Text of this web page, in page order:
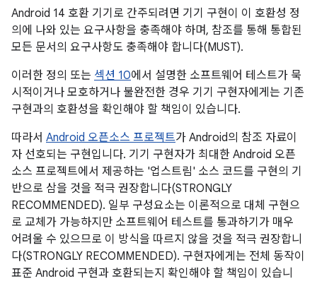
Android 14 호환 기기로 간주되려면 기기 구현이 이 호환성 정
의에 나와 있는 요구사항을 충족해야 하며, 참조를 통해 통합된
모든 문서의 요구사항도 충족해야 합니다(MUST).
이러한 정의 또는 섹션 10에서 설명한 소프트웨어 테스트가 묵
시적이거나 모호하거나 불완전한 경우 기기 구현자에게는 기존
구현과의 호환성을 확인해야 할 책임이 있습니다.
따라서 Android 오픈소스 프로젝트가 Android의 참조 자료이
자 선호되는 구현입니다. 기기 구현자가 최대한 Android 오픈
소스 프로젝트에서 제공하는 '업스트림' 소스 코드를 구현의 기
반으로 삼을 것을 적극 권장합니다(STRONGLY
RECOMMENDED). 일부 구성요소는 이론적으로 대체 구현으
로 교체가 가능하지만 소프트웨어 테스트를 통과하기가 매우
어려울 수 있으므로 이 방식을 따르지 않을 것을 적극 권장합니
다(STRONGLY RECOMMENDED). 구현자에게는 전체 동작이
표준 Android 구현과 호환되는지 확인해야 할 책임이 있습니